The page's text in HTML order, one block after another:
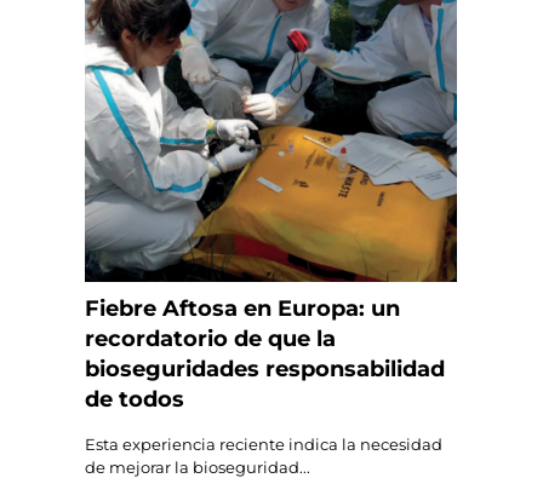
Fiebre Aftosa en Europa: un
recordatorio de que la
bioseguridades responsabilidad
de todos
Esta experiencia reciente indica la necesidad
de mejorar la bioseguridad...